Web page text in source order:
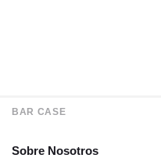
BAR CASE
Sobre Nosotros